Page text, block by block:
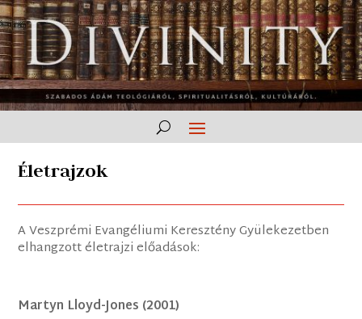
Életrajzok
A Veszprémi Evangéliumi Keresztény Gyülekezetben
elhangzott életrajzi előadások:
Martyn Lloyd-Jones (2001)